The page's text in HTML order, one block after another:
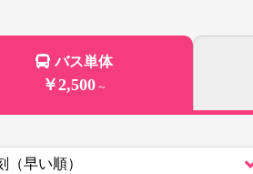
バス単体
￥2,500 ～